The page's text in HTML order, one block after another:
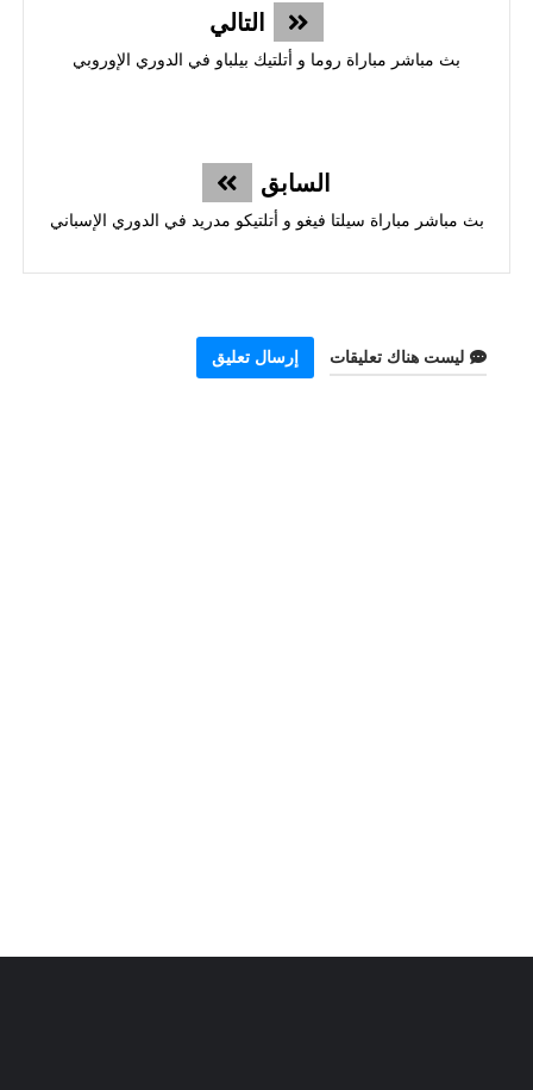
التالي
بث مباشر مباراة روما و أتلتيك بيلباو في الدوري الإوروبي
السابق
بث مباشر مباراة سيلتا فيغو و أتلتيكو مدريد في الدوري الإسباني
ليست هناك تعليقات إرسال تعليق